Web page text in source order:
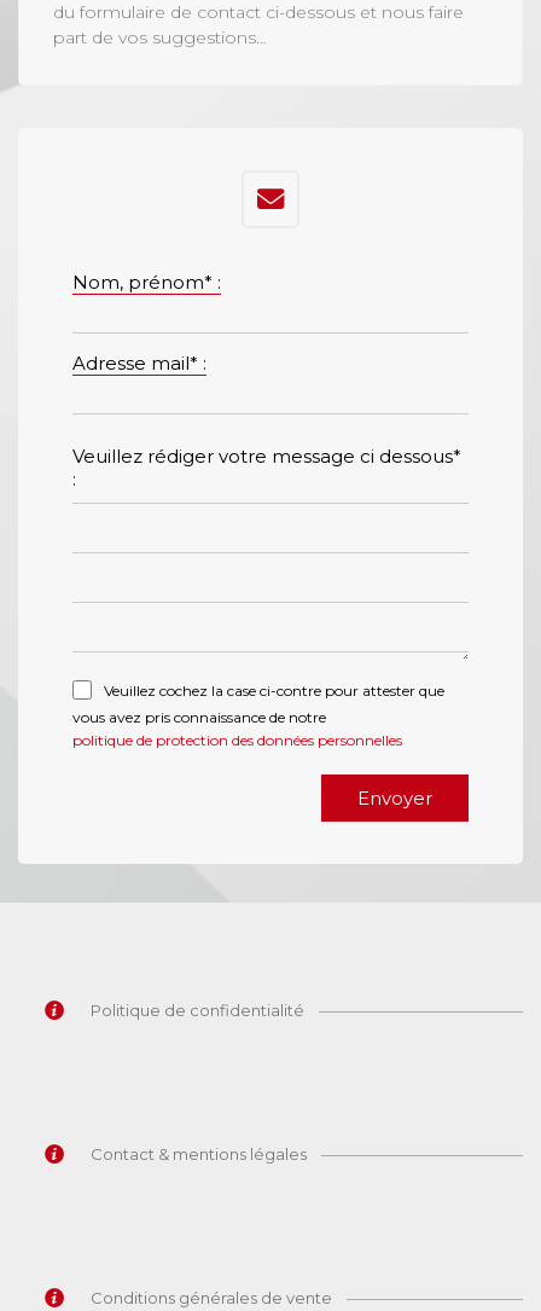
du formulaire de contact ci-dessous et nous faire
part de vos suggestions…
Nom, prénom* :
Adresse mail* :
Veuillez rédiger votre message ci dessous*
:
Veuillez cochez la case ci-contre pour attester que
vous avez pris connaissance de notre
politique de protection des données personnelles
Envoyer
Politique de confidentialité
Contact & mentions légales
Conditions générales de vente